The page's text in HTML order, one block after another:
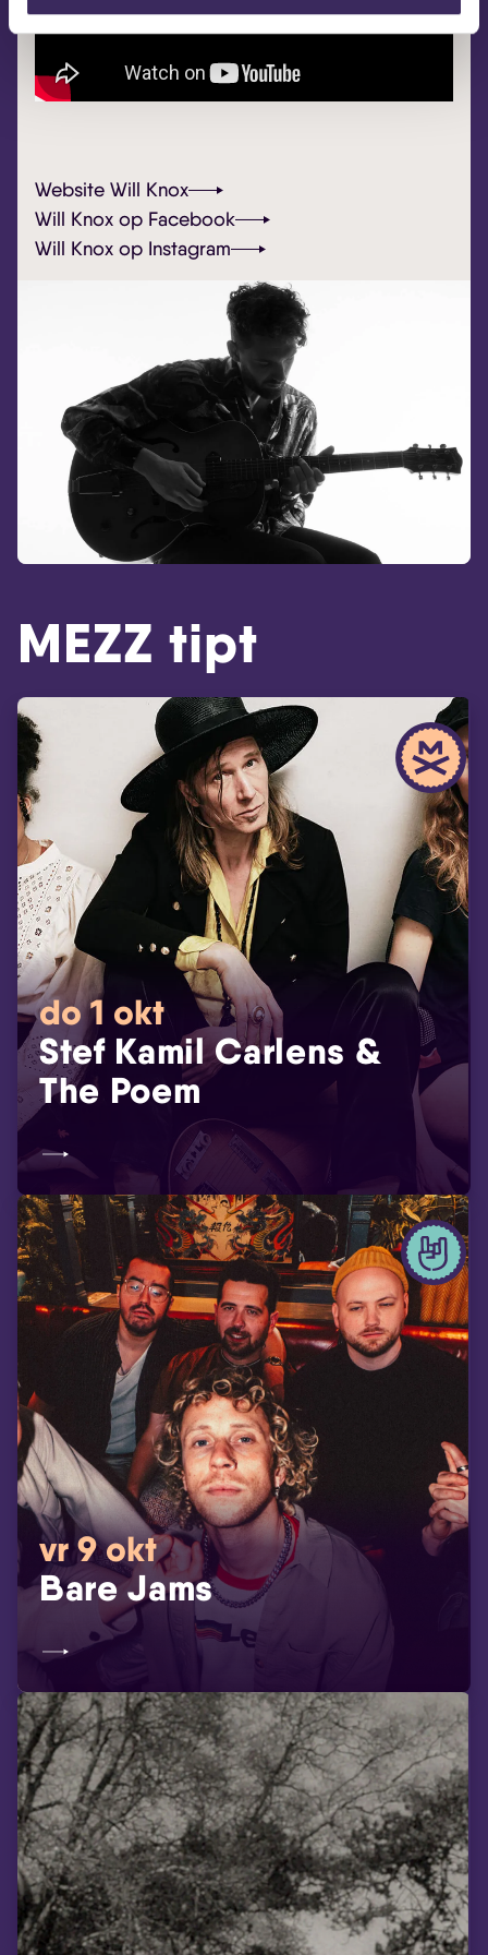
Website Will Knox
Will Knox op Facebook
Will Knox op Instagram
MEZZ tipt
do 1 okt
Stef Kamil Carlens &
The Poem
vr 9 okt
Bare Jams